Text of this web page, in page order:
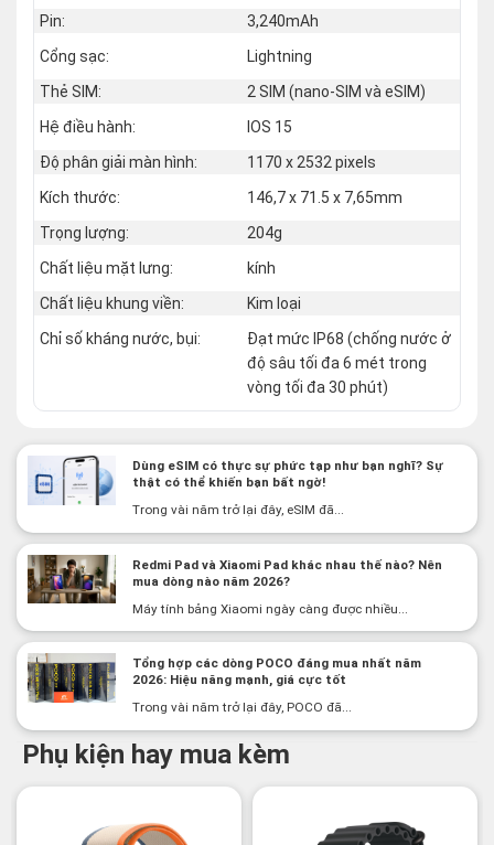
Pin:
3,240mAh
Cổng sạc:
Lightning
Thẻ SIM:
2 SIM (nano‑SIM và eSIM)
Hệ điều hành:
IOS 15
Độ phân giải màn hình:
1170 x 2532 pixels
Kích thước:
146,7 x 71.5 x 7,65mm
Trọng lượng:
204g
Chất liệu mặt lưng:
kính
Chất liệu khung viền:
Kim loại
Chỉ số kháng nước, bụi:
Đạt mức IP68 (chống nước ở
độ sâu tối đa 6 mét trong
vòng tối đa 30 phút)
Dùng eSIM có thực sự phức tạp như bạn nghĩ? Sự
thật có thể khiến bạn bất ngờ!
Trong vài năm trở lại đây, eSIM đã...
Redmi Pad và Xiaomi Pad khác nhau thế nào? Nên
mua dòng nào năm 2026?
Máy tính bảng Xiaomi ngày càng được nhiều...
Tổng hợp các dòng POCO đáng mua nhất năm
2026: Hiệu năng mạnh, giá cực tốt
Trong vài năm trở lại đây, POCO đã...
Phụ kiện hay mua kèm